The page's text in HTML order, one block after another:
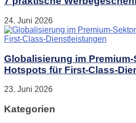
24. Juni 2026
Globalisierung im Premium-
Hotspots für First-Class-
23. Juni 2026
Kategorien